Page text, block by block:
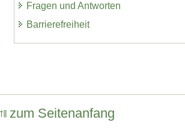
Fragen und Antworten
Barrierefreiheit
zum Seitenanfang